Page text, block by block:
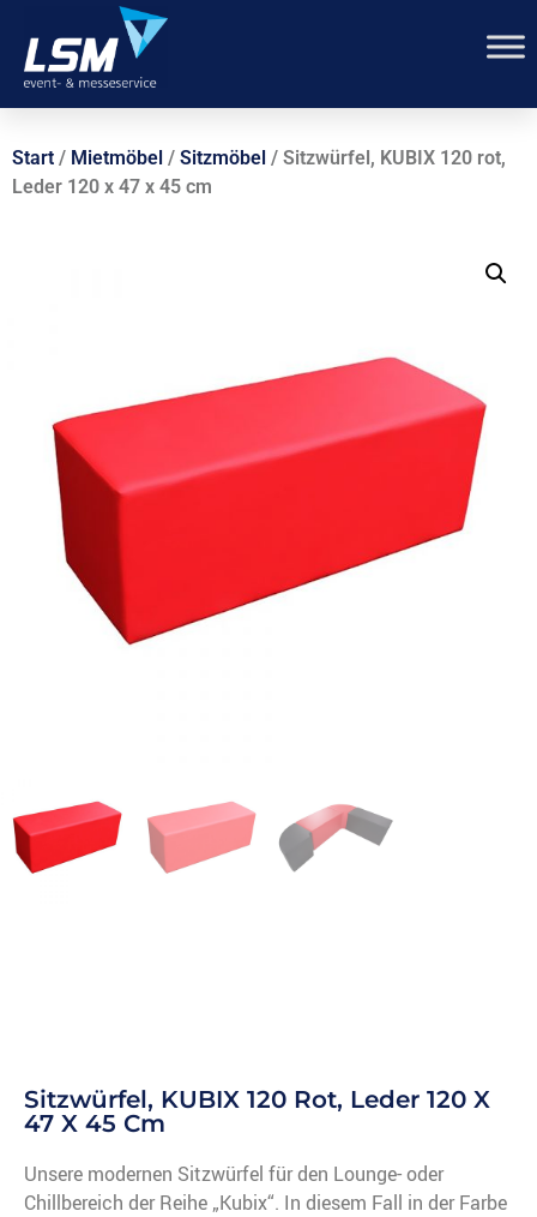
Start / Mietmöbel / Sitzmöbel / Sitzwürfel, KUBIX 120 rot,
Leder 120 x 47 x 45 cm
Sitzwürfel, KUBIX 120 Rot, Leder 120 X
47 X 45 Cm
Unsere modernen Sitzwürfel für den Lounge- oder
Chillbereich der Reihe „Kubix“. In diesem Fall in der Farbe